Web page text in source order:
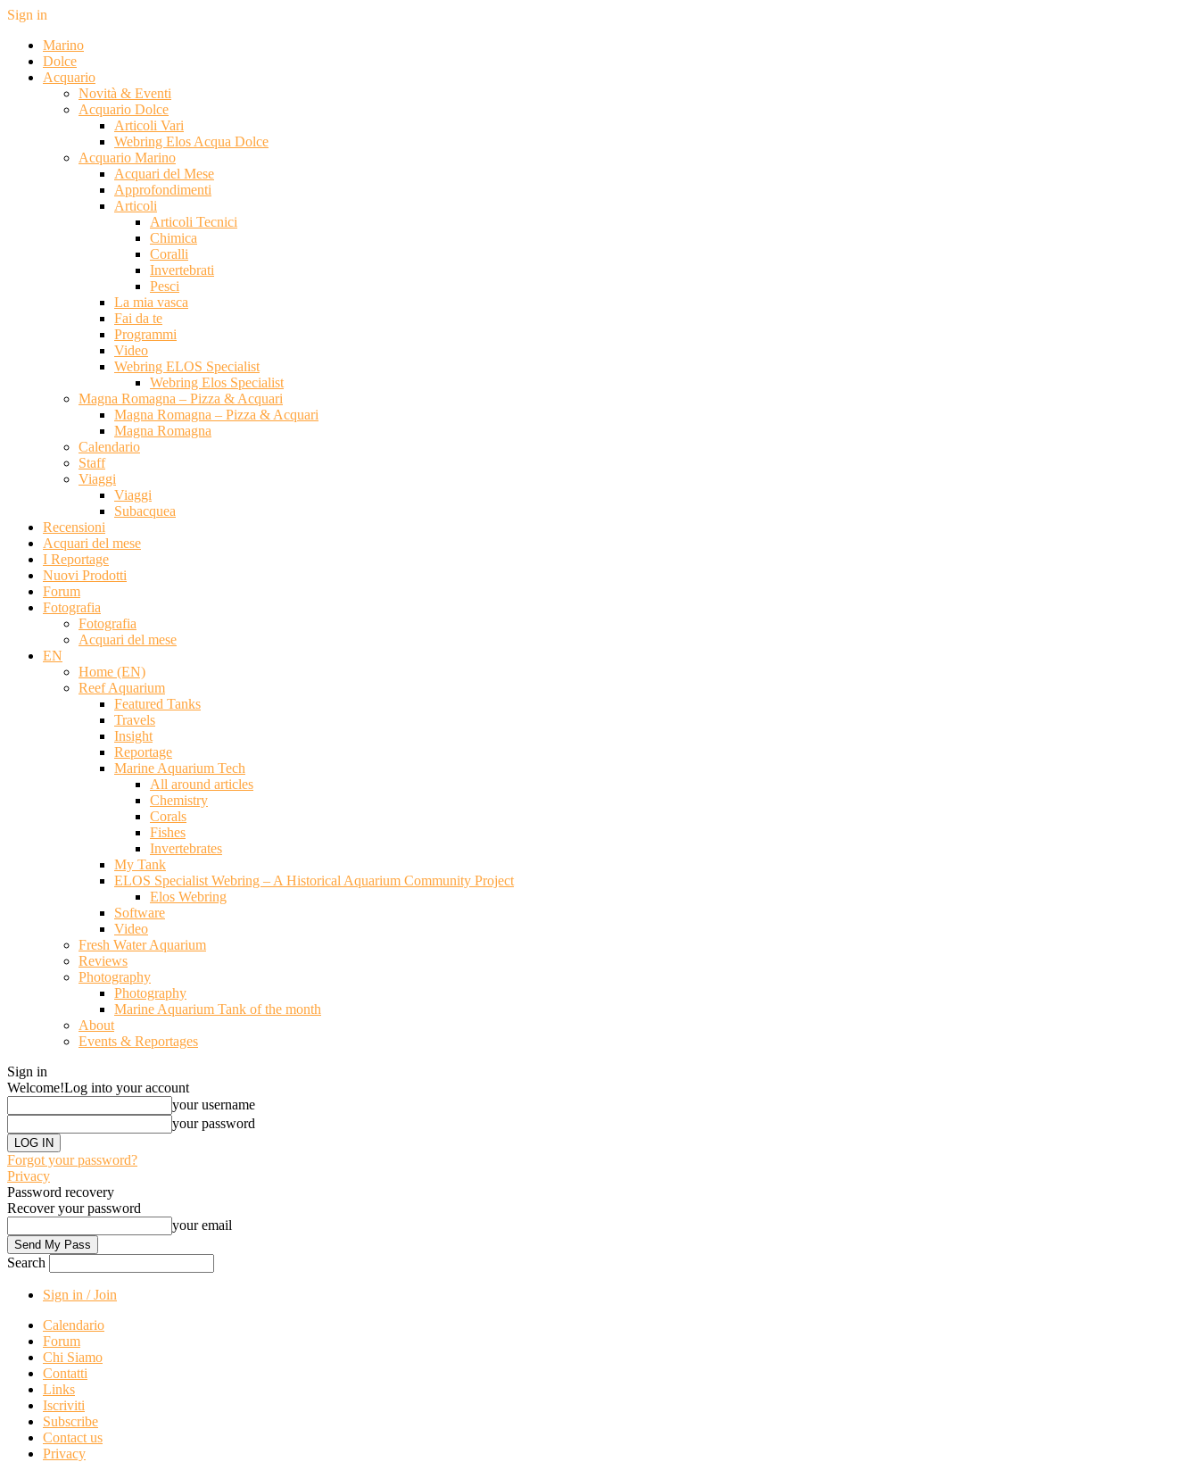
Sign in
Marino
Dolce
Acquario
Novità & Eventi
Acquario Dolce
Articoli Vari
Webring Elos Acqua Dolce
Acquario Marino
Acquari del Mese
Approfondimenti
Articoli
Articoli Tecnici
Chimica
Coralli
Invertebrati
Pesci
La mia vasca
Fai da te
Programmi
Video
Webring ELOS Specialist
Webring Elos Specialist
Magna Romagna – Pizza & Acquari
Magna Romagna – Pizza & Acquari
Magna Romagna
Calendario
Staff
Viaggi
Viaggi
Subacquea
Recensioni
Acquari del mese
I Reportage
Nuovi Prodotti
Forum
Fotografia
Fotografia
Acquari del mese
EN
Home (EN)
Reef Aquarium
Featured Tanks
Travels
Insight
Reportage
Marine Aquarium Tech
All around articles
Chemistry
Corals
Fishes
Invertebrates
My Tank
ELOS Specialist Webring – A Historical Aquarium Community Project
Elos Webring
Software
Video
Fresh Water Aquarium
Reviews
Photography
Photography
Marine Aquarium Tank of the month
About
Events & Reportages
Sign in
Welcome!Log into your account
your username
your password
Forgot your password?
Privacy
Password recovery
Recover your password
your email
Search
Sign in / Join
Calendario
Forum
Chi Siamo
Contatti
Links
Iscriviti
Subscribe
Contact us
Privacy